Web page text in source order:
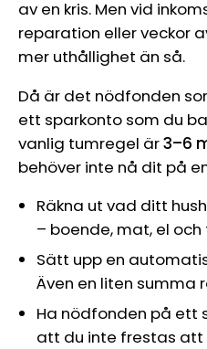
av en kris. Men vid
reparation eller veckor
mer uthållighet än så.
Då är det nödfonden
ett sparkonto som du
vanlig tumregel är3–6
behöver inte nå dit på
Räkna ut vad ditt
– boende, mat, el
Sätt upp en
Även en liten summa
Ha nödfonden på ett
att du inte frestas